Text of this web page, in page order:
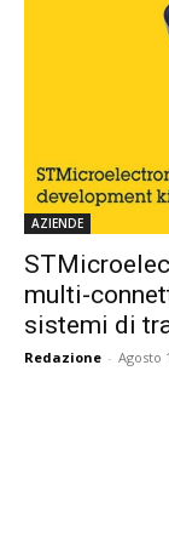
AZIENDE
multi-
sistemi di
Redazione - Agosto